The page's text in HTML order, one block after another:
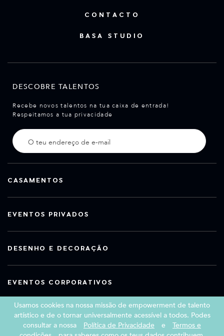
CONTACTO
BASA STUDIO
DESCOBRE TALENTOS
Recebe novos talentos na tua caixa de entrada!
Respeitamos a tua privacidade
CASAMENTOS
EVENTOS PRIVADOS
DESENHO E DECORAÇÃO
EVENTOS CORPORATIVOS
Copyright 2026 Book a Street Artist
Usamos cookies na nossa missão de empowerment de talento
artístico e de o tornar universalmente acessível a todos. Podes
consultar a nossa
Política de Privacidade e
Termos e